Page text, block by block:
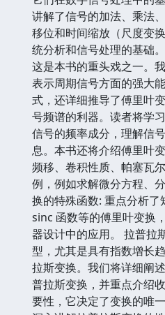
讲解了信号的加法、乘法
移位和时间缩放（尺度变
统分析和信号处理的基础
这是本书的重头戏之一。
表示周期信号方面的强大
式，还详细推导了傅里叶
号频谱的利器。读者将学
信号的频率成分，理解信
息。本书还将介绍傅里叶
频移、卷积性质、帕塞瓦
例，例如求解微分方程、
换的特殊函数: 重点分析了
sinc 函数等的傅里叶变换
器设计中的应用。 拉普拉
型，尤其是具有指数增长
拉斯变换。我们将详细阐
普拉斯变换，并重点介绍
要性，它决定了变换的唯